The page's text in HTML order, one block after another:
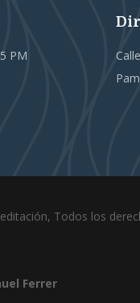
PM
Todos los
Ferrer